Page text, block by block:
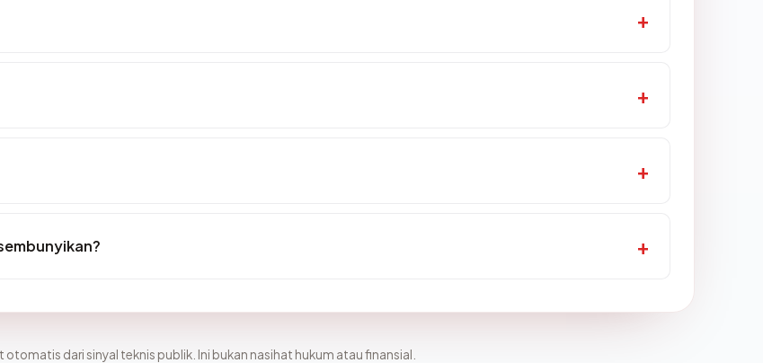
otomatis dari sinyal teknis publik. Ini bukan nasihat hukum atau finansial.